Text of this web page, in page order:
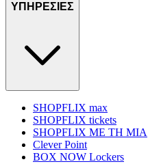
ΥΠΗΡΕΣΙΕΣ
SHOPFLIX max
SHOPFLIX tickets
SHOPFLIX ΜΕ ΤΗ ΜΙΑ
Clever Point
BOX NOW Lockers